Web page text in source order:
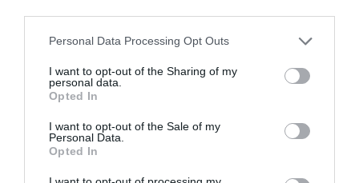
Personal Data Processing Opt Outs
I want to opt-out of the Sharing of my
personal data.
Opted In
I want to opt-out of the Sale of my
Personal Data.
Opted In
bérfejlesztések járultak hozzá –
ENNEK KÖVETKEZTÉBEN AZ ÚJ ÉPÍTÉSŰ
LAKÁSOK NÉGYZETMÉTERÁRA AZ
ELMÚLT 10 ÉVBEN HÁROMSZOROSÁRA
bár tény, hogy az elmúlt 2-3 év az